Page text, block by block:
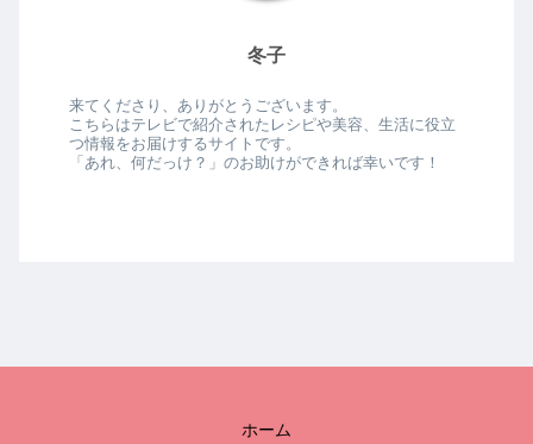
冬子
来てくださり、ありがとうございます。
こちらはテレビで紹介されたレシピや美容、生活に役立
つ情報をお届けするサイトです。
「あれ、何だっけ？」のお助けができれば幸いです！
ホーム